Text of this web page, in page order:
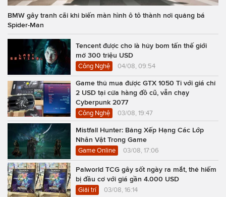
BMW gây tranh cãi khi biến màn hình ô tô thành nơi quảng bá
Spider-Man
Tencent được cho là hủy bom tấn thế giới
mở 300 triệu USD
Công Nghệ 04/08, 09:54
Game thủ mua được GTX 1050 Ti với giá chỉ
2 USD tại cửa hàng đồ cũ, vẫn chạy
Cyberpunk 2077
Công Nghệ 03/08, 19:47
Mistfall Hunter: Bảng Xếp Hạng Các Lớp
Nhân Vật Trong Game
Game Online 03/08, 17:06
Palworld TCG gây sốt ngày ra mắt, thẻ hiếm
bị đầu cơ với giá gần 4.000 USD
Giải trí 03/08, 16:14